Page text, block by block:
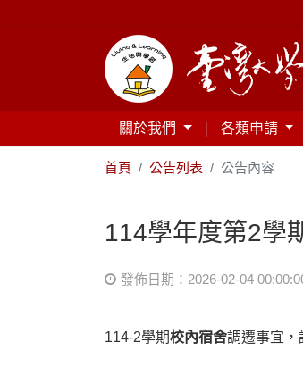
關於我們 各類申請
首頁 公告列表 公告內容
114學年度第2學
發佈日期：2026-02-04
114-2學期校內宿舍調遷事宜，